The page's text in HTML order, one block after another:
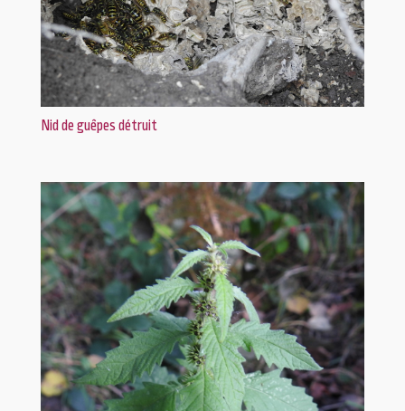
Nid de guêpes détruit